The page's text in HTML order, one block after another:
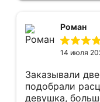
уборка
После
получил
монтажника,
менеджером
нужна
ограниченные
Роман
14 июля
Заказывали
подобрали
девушка,